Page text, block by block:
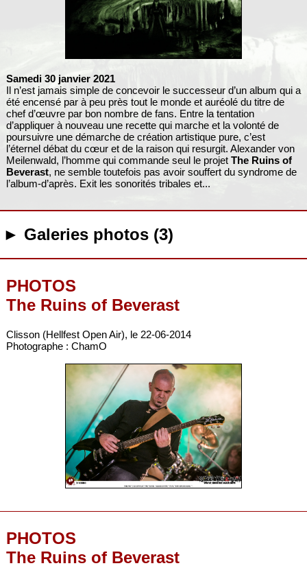
Samedi 30 janvier 2021
Il n’est jamais simple de concevoir le successeur d’un album qui a
été encensé par à peu près tout le monde et auréolé du titre de
chef d’œuvre par bon nombre de fans. Entre la tentation
d’appliquer à nouveau une recette qui marche et la volonté de
poursuivre une démarche de création artistique pure, c’est
l’éternel débat du cœur et de la raison qui resurgit. Alexander von
Meilenwald, l’homme qui commande seul le projet The Ruins of
Beverast, ne semble toutefois pas avoir souffert du syndrome de
l’album-d’après. Exit les sonorités tribales et...
► Galeries photos (3)
PHOTOS
The Ruins of Beverast
Clisson (Hellfest Open Air), le 22-06-2014
Photographe : ChamO
PHOTOS
The Ruins of Beverast